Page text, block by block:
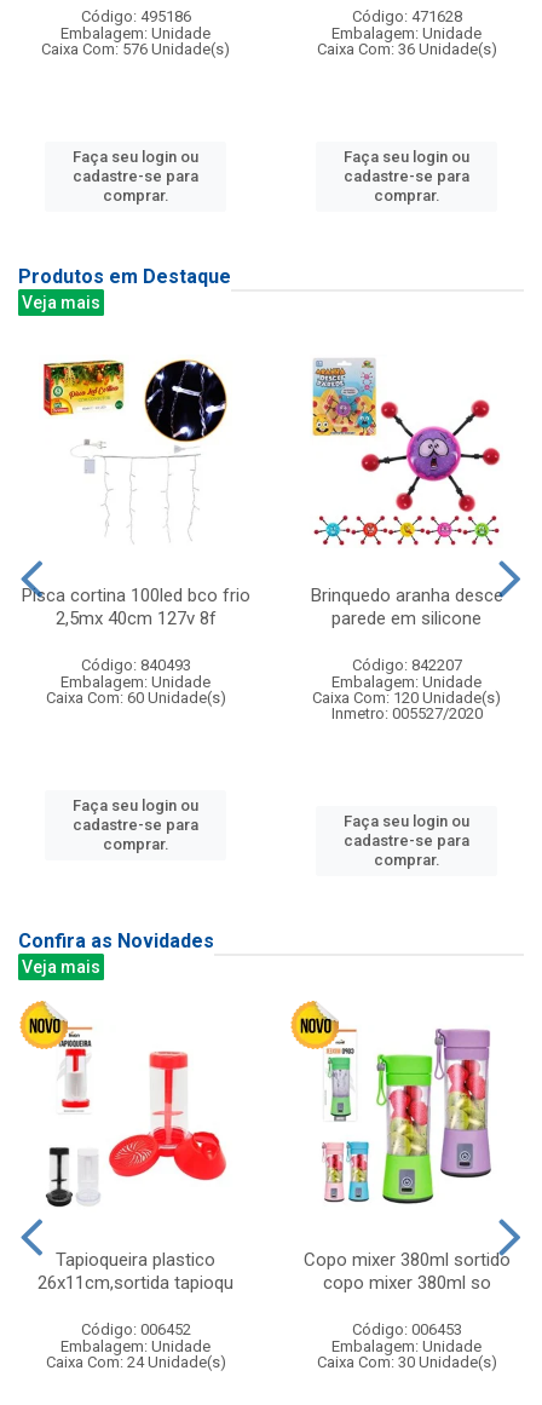
Código: 495186
Embalagem: Unidade
Caixa Com: 576 Unidade(s)
Faça seu login ou
cadastre-se para
comprar.
Código: 471628
Embalagem: Unidade
Caixa Com: 36 Unidade(s)
Faça seu login ou
cadastre-se para
comprar.
Produtos em Destaque
Veja mais
Pisca cortina 100led bco frio
2,5mx 40cm 127v 8f
Código: 840493
Embalagem: Unidade
Caixa Com: 60 Unidade(s)
Faça seu login ou
cadastre-se para
comprar.
Brinquedo aranha desce
parede em silicone
Código: 842207
Embalagem: Unidade
Caixa Com: 120 Unidade(s)
Inmetro: 005527/2020
Faça seu login ou
cadastre-se para
comprar.
Confira as Novidades
Veja mais
Tapioqueira plastico
26x11cm,sortida tapioqu
Código: 006452
Embalagem: Unidade
Caixa Com: 24 Unidade(s)
Copo mixer 380ml sortido
copo mixer 380ml so
Código: 006453
Embalagem: Unidade
Caixa Com: 30 Unidade(s)